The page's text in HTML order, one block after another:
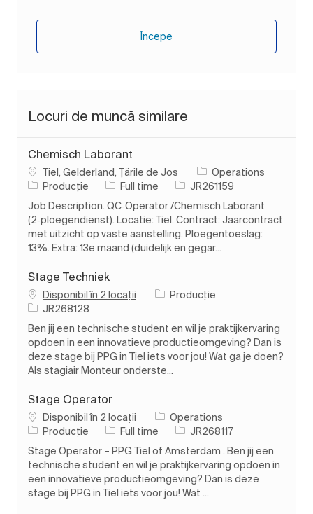
Începe
Locuri de muncă similare
Chemisch Laborant
LocTiel, Gelderland, Țările de Jos
Operations
Categorie
Producție Tipul postului
Full time Job IdJR261159
Job Description. QC‑Operator /Chemisch Laborant
(2‑ploegendienst). Locatie: Tiel. Contract: Jaarcontract
met uitzicht op vaste aanstelling. Ploegentoeslag:
13%. Extra: 13e maand (duidelijk en gegar...
Stage Techniek
Disponibil în 2 locații Categorie
Producție
Job IdJR268128
Ben jij een technische student en wil je praktijkervaring
opdoen in een innovatieve productieomgeving? Dan is
deze stage bij PPG in Tiel iets voor jou! Wat ga je doen?
Als stagiair Monteur onderste...
Stage Operator
Disponibil în 2 locații
Operations
Categorie
Producție Tipul postului
Full time Job IdJR268117
Stage Operator – PPG Tiel of Amsterdam . Ben jij een
technische student en wil je praktijkervaring opdoen in
een innovatieve productieomgeving? Dan is deze
stage bij PPG in Tiel iets voor jou! Wat ...